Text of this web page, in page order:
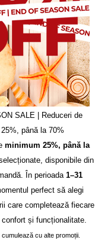
SALE | Reduceri de
până la 70%
minimum 25%, până la
disponibile din
În perioada 1–31
perfect să alegi
care completează fiecare
și funcționalitate.
cu alte promoții.